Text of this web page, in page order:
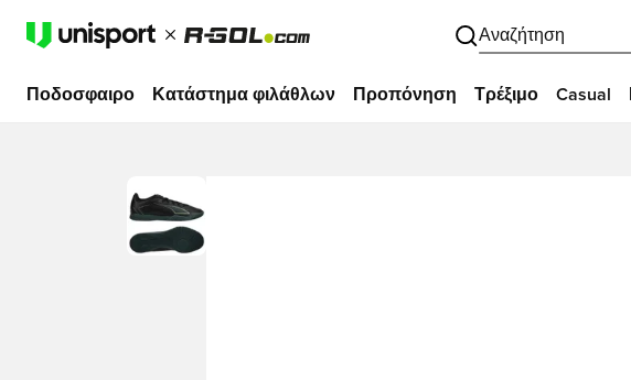
Αναζήτηση
Ποδοσφαιρο Κατάστημα φιλάθλων Προπόνηση Τρέξιμο Casual